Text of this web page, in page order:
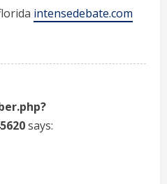
intensedebate.com
says: